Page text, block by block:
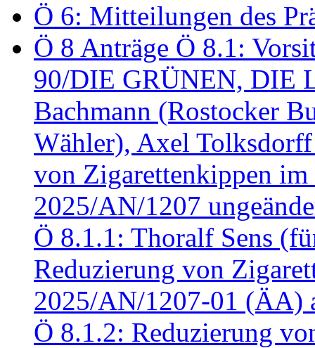
Ö 6: Mitteilungen des
Ö 8 Anträge Ö 8.1:
90/DIE GRÜNEN, DIE
Bachmann (Rostocker
Wähler), Axel
von Zigarettenkippen
2025/AN/1207
Ö 8.1.1: Thoralf Sens
Reduzierung von
2025/AN/1207-01 (ÄA)
Ö 8.1.2: Reduzierung